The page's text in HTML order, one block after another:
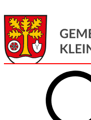
Gemeinde + Service